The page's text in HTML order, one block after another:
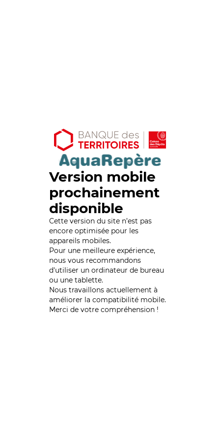
Version mobile
prochainement
disponible
Cette version du site n’est pas
encore optimisée pour les
appareils mobiles.
Pour une meilleure expérience,
nous vous recommandons
d'utiliser un ordinateur de bureau
ou une tablette.
Nous travaillons actuellement à
améliorer la compatibilité mobile.
Merci de votre compréhension !